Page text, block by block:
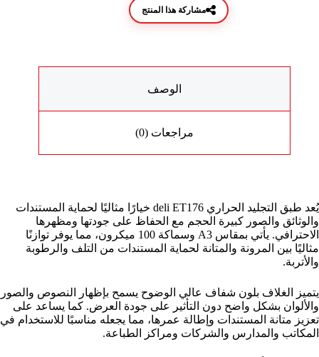
مشاركة هذا المنتج
الوصف
مراجعات (0)
يُعد طبق التجليد الحراري deli ET176 خيارًا مثاليًا لحماية المستندات
والوثائق والصور كبيرة الحجم مع الحفاظ على جودتها ومظهرها
الاحترافي. يأتي بمقاس A3 وسماكة 100 ميكرون، مما يوفر توازنًا
مثاليًا بين المرونة والمتانة لحماية المستندات من التلف والرطوبة
والأتربة.
يتميز الغلاف بلون شفاف عالي الوضوح يسمح بإظهار النصوص والصور
والألوان بشكل واضح دون التأثير على جودة العرض. كما يساعد على
تعزيز متانة المستندات وإطالة عمرها، مما يجعله مناسبًا للاستخدام في
المكاتب والمدارس والشركات ومراكز الطباعة.